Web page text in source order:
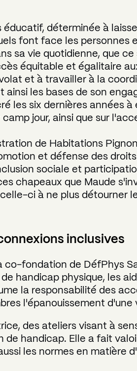
déterminée à
font face les personnes
sa vie quotidienne, que
équitable et égalitaire
et à travailler à la
les bases de son
les six dernières années
jour, ainsi que sur
de Habitations
et défense des
sociale et
chapeaux que Maude
ci à ne plus détourner
inclusives
fondation de DéfPhys
handicap physique, les
la responsabilité des
l'épanouissement d'une
des ateliers visant à
de handicap. Elle a fait
les normes en matière